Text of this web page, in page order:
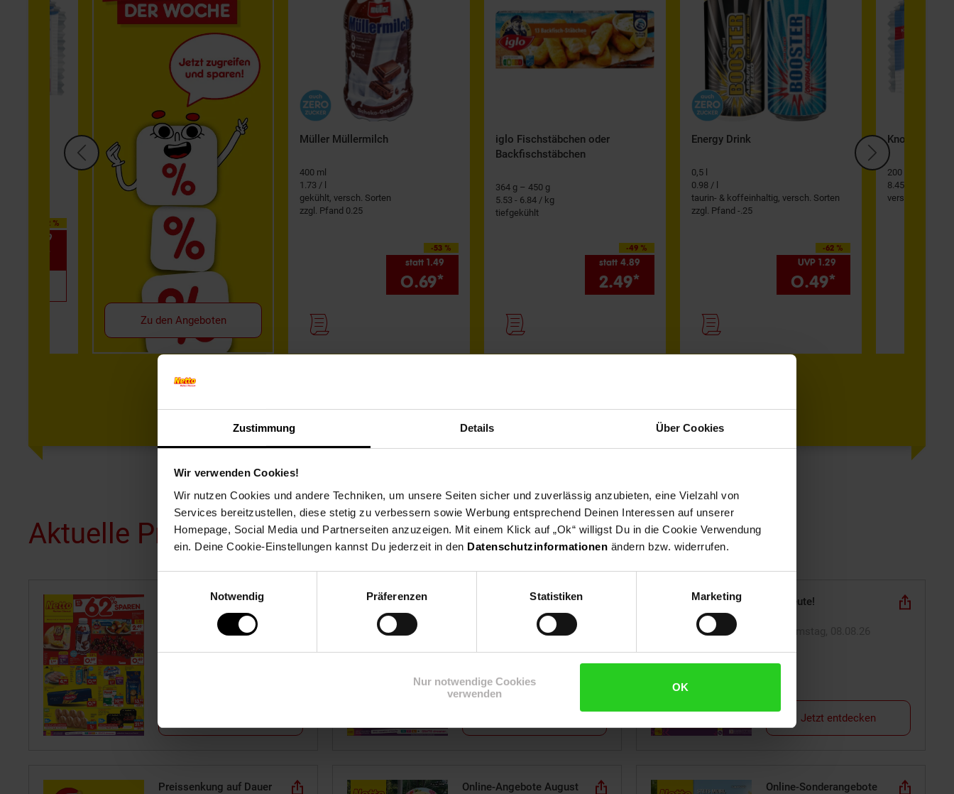
Zustimmung Details Über Cookies
Wir verwenden Cookies!
Wir nutzen Cookies und andere Techniken, um unsere Seiten sicher und zuverlässig anzubieten, eine Vielzahl von
Services bereitzustellen, diese stetig zu verbessern sowie Werbung entsprechend Deinen Interessen auf unserer
Homepage, Social Media und Partnerseiten anzuzeigen. Mit einem Klick auf „Ok“ willigst Du in die Cookie Verwendung
ein. Deine Cookie-Einstellungen kannst Du jederzeit in den Datenschutzinformationen ändern bzw. widerrufen.
Notwendig
Präferenzen Statistiken Marketing
Nur notwendige Cookies
verwenden
OK
-32 %
UVP 2.49
Zu den Angeboten
Müller Müllermilch
400 ml
1.73 / l
gekühlt, versch. Sorten
zzgl. Pfand 0.25
-53 %
statt 1.49
0.69*
iglo Fischstäbchen oder
Backfischstäbchen
364 g – 450 g
5.53 - 6.84 / kg
tiefgekühlt
-49 %
statt 4.89
2.49*
Energy Drink
0,5 l
0.98 / l
taurin- & koffeinhaltig, versch. Sorten
zzgl. Pfand -.25
-62 %
UVP 1.29
0.49*
Knoppers
200 g
8.45 / kg
versch. Sorten
Alle Filialangebote ansehen
Aktuelle Prospekte
Filial-Angebote
ab Montag, 03.08.26
Filial-Angebote
ab Montag, 10.08.26
Nur heute!
Jetzt entdecken
Preissenkung auf Dauer Online-Angebote August
Online-Sonderangebote